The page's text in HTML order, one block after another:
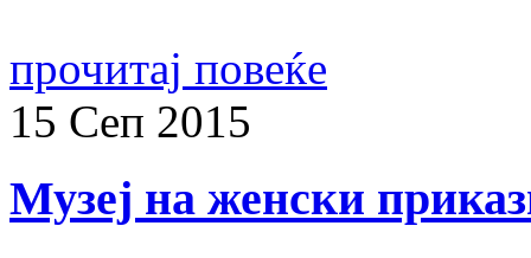
прочитај повеќе
15 Сеп 2015
Музеј на женски